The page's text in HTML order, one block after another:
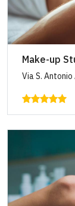
Make-up
Via S.